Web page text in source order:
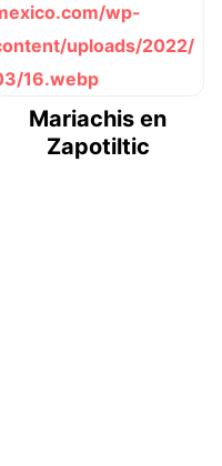
Mariachis en
Zapotiltic